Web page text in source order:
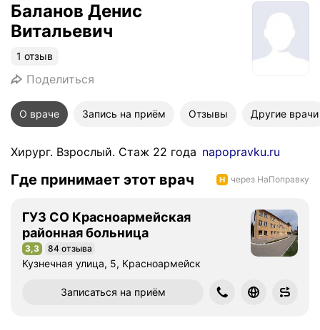
Баланов Денис
Витальевич
1 отзыв
Поделиться
О враче Запись на приём Отзывы Другие врачи
Хирург. Взрослый. Стаж 22 года napopravku.ru
Где принимает этот врач через НаПоправку
ГУЗ СО Красноармейская
районная больница
Рейтинг 3,3 из 5
3,3 84 отзыва
Кузнечная улица, 5, Красноармейск
Записаться на приём